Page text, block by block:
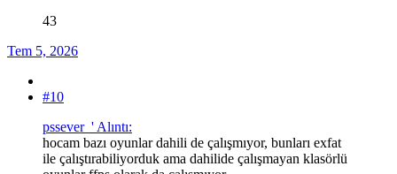
43
Tem 5, 2026
#10
pssever_' Alıntı:
hocam bazı oyunlar dahili de çalışmıyor, bunları exfat
ile çalıştırabiliyorduk ama dahilide çalışmayan klasörlü